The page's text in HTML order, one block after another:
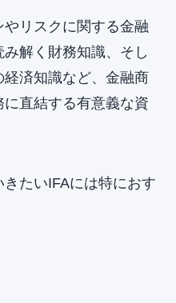
リスクに関する金融
解く財務知識、そし
済知識など、金融商
直結する有意義な資
たいIFAには特におす